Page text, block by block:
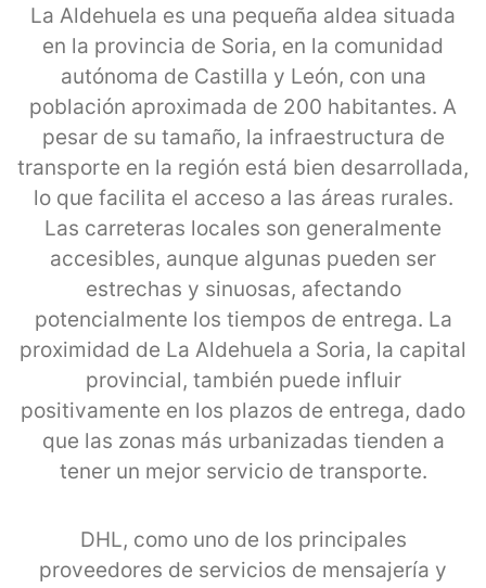
La Aldehuela es una pequeña aldea situada
en la provincia de Soria, en la comunidad
autónoma de Castilla y León, con una
población aproximada de 200 habitantes. A
pesar de su tamaño, la infraestructura de
transporte en la región está bien desarrollada,
lo que facilita el acceso a las áreas rurales.
Las carreteras locales son generalmente
accesibles, aunque algunas pueden ser
estrechas y sinuosas, afectando
potencialmente los tiempos de entrega. La
proximidad de La Aldehuela a Soria, la capital
provincial, también puede influir
positivamente en los plazos de entrega, dado
que las zonas más urbanizadas tienden a
tener un mejor servicio de transporte.
DHL, como uno de los principales
proveedores de servicios de mensajería y